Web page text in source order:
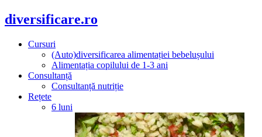
diversificare.ro
Cursuri
(Auto)diversificarea alimentației bebelușului
Alimentația copilului de 1-3 ani
Consultanță
Consultanță nutriție
Rețete
6 luni